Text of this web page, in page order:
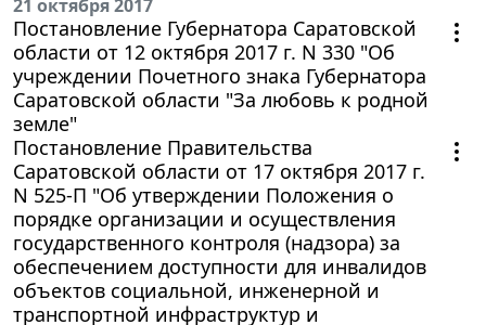
21 октября 2017
Постановление Губернатора Саратовской
области от 12 октября 2017 г. N 330 "Об
учреждении Почетного знака Губернатора
Саратовской области "За любовь к родной
земле"
Постановление Правительства
Саратовской области от 17 октября 2017 г.
N 525-П "Об утверждении Положения о
порядке организации и осуществления
государственного контроля (надзора) за
обеспечением доступности для инвалидов
объектов социальной, инженерной и
транспортной инфраструктур и